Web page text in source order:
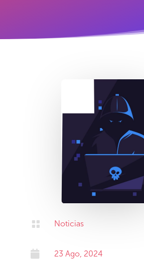
 Noticias
 23 Ago, 2024